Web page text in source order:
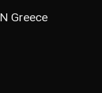
Greece